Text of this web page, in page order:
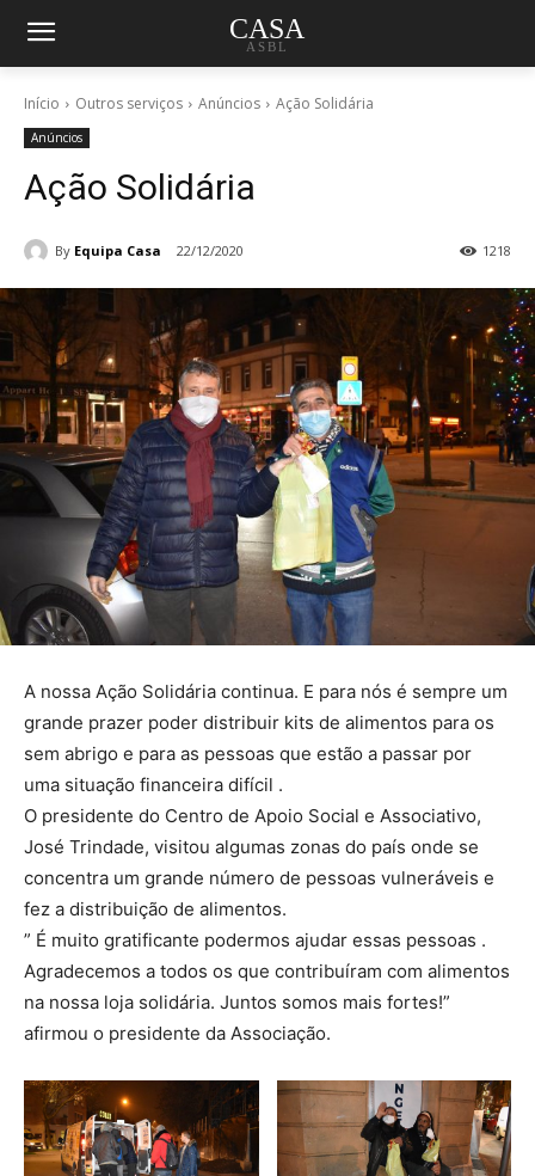
CASA
ASBL
Início Outros serviços Anúncios Ação Solidária
Anúncios
Ação Solidária
By Equipa Casa 22/12/2020 1218
A nossa Ação Solidária continua. E para nós é sempre um
grande prazer poder distribuir kits de alimentos para os
sem abrigo e para as pessoas que estão a passar por
uma situação financeira difícil .
O presidente do Centro de Apoio Social e Associativo,
José Trindade, visitou algumas zonas do país onde se
concentra um grande número de pessoas vulneráveis e
fez a distribuição de alimentos.
” É muito gratificante podermos ajudar essas pessoas .
Agradecemos a todos os que contribuíram com alimentos
na nossa loja solidária. Juntos somos mais fortes!”
afirmou o presidente da Associação.